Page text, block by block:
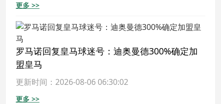
更多 >>
罗马诺回复皇马球迷号：迪奥曼德300%确定加
盟皇马
更新时间：2026-08-06 06:30:02
更多 >>